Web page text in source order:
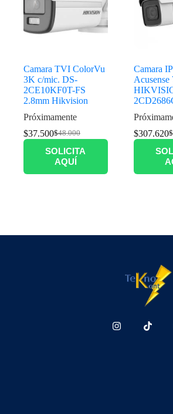
Camara TVI ColorVu
3K c/mic. DS-
2CE10KF0T-FS
2.8mm Hikvision
Próximamente
$48.000
$37.500
SOLICITA
AQUÍ
Camara
Acusense
$
$307.620